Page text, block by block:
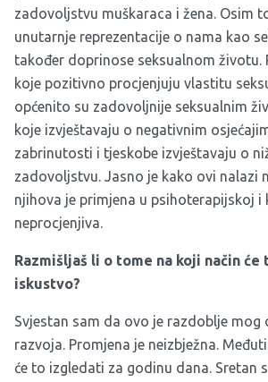
zadovoljstvu muškaraca i žena. Osim
unutarnje reprezentacije o nama kao
također doprinose seksualnom životu.
koje pozitivno procjenjuju vlastitu
općenito su zadovoljnije seksualnim
koje izvještavaju o negativnim
zabrinutosti i tjeskobe izvještavaju o
zadovoljstvu. Jasno je kako ovi nalazi
njihova je primjena u psihoterapijskoj i
neprocjenjiva.
Razmišljaš li o tome na koji način
iskustvo?
Svjestan sam da ovo je razdoblje mog
razvoja. Promjena je neizbježna.
će to izgledati za godinu dana. Sretan